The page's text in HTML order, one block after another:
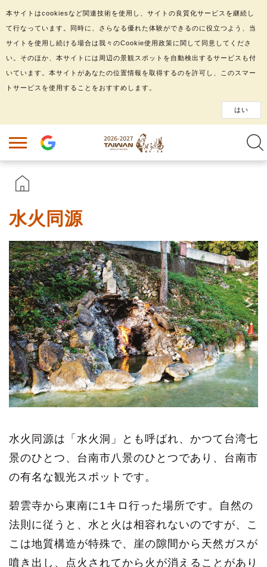
水火同源
水火同源は「水火洞」とも呼ばれ、かつて台湾七
景のひとつ、台南市八景のひとつであり、台南市
の有名な観光スポットです。
碧雲寺から東南に1キロ行った場所です。自然の
法則に従うと、水と火は相容れないのですが、こ
こは地質構造が特殊で、崖の隙間から天然ガスが
噴き出し、点火されてから火が消えることがあり
本サイトはcookiesなど関連技術を使用し、サイトの良質化サービスを継続し
て行なっています。同時に、さらなる優れた体験ができるのに役立つよう、当
サイトを使用し続ける場合は我々のCookie使用政策に関して同意してくださ
い。そのほか、本サイトには周辺の景観スポットを自動検出するサービスも付
いています。本サイトがあなたの位置情報を取得するのを許可し、このスマー
トサービスを使用することをおすすめします。
はい